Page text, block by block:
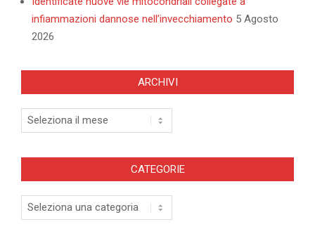
infiammazioni dannose nell’invecchiamento 5 Agosto
2026
ARCHIVI
Archivi
CATEGORIE
Categorie